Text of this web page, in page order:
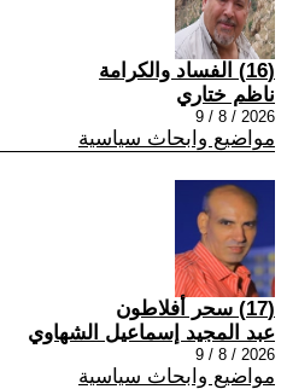
(16) الفساد والكرامة
ناظم ختاري
2026 / 8 / 9
مواضيع وابحاث سياسية
(17) سحر أفلاطون
عبد المجيد إسماعيل الشهاوي
2026 / 8 / 9
مواضيع وابحاث سياسية